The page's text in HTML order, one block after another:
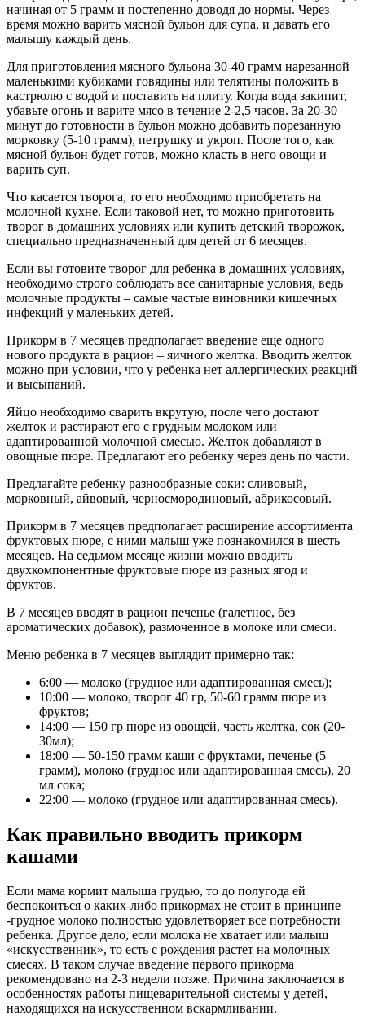
начиная от 5 грамм и постепенно доводя до нормы. Через
время можно варить мясной бульон для супа, и давать его
малышу каждый день.
Для приготовления мясного бульона 30-40 грамм нарезанной
маленькими кубиками говядины или телятины положить в
кастрюлю с водой и поставить на плиту. Когда вода закипит,
убавьте огонь и варите мясо в течение 2-2,5 часов. За 20-30
минут до готовности в бульон можно добавить порезанную
морковку (5-10 грамм), петрушку и укроп. После того, как
мясной бульон будет готов, можно класть в него овощи и
варить суп.
Что касается творога, то его необходимо приобретать на
молочной кухне. Если таковой нет, то можно приготовить
творог в домашних условиях или купить детский творожок,
специально предназначенный для детей от 6 месяцев.
Если вы готовите творог для ребенка в домашних условиях,
необходимо строго соблюдать все санитарные условия, ведь
молочные продукты – самые частые виновники кишечных
инфекций у маленьких детей.
Прикорм в 7 месяцев предполагает введение еще одного
нового продукта в рацион – яичного желтка. Вводить желток
можно при условии, что у ребенка нет аллергических реакций
и высыпаний.
Яйцо необходимо сварить вкрутую, после чего достают
желток и растирают его с грудным молоком или
адаптированной молочной смесью. Желток добавляют в
овощные пюре. Предлагают его ребенку через день по части.
Предлагайте ребенку разнообразные соки: сливовый,
морковный, айвовый, черносмородиновый, абрикосовый.
Прикорм в 7 месяцев предполагает расширение ассортимента
фруктовых пюре, с ними малыш уже познакомился в шесть
месяцев. На седьмом месяце жизни можно вводить
двухкомпонентные фруктовые пюре из разных ягод и
фруктов.
В 7 месяцев вводят в рацион печенье (галетное, без
ароматических добавок), размоченное в молоке или смеси.
Меню ребенка в 7 месяцев выглядит примерно так:
6:00 — молоко (грудное или адаптированная смесь);
10:00 — молоко, творог 40 гр, 50-60 грамм пюре из
фруктов;
14:00 — 150 гр пюре из овощей, часть желтка, сок (20-
30мл);
18:00 — 50-150 грамм каши с фруктами, печенье (5
грамм), молоко (грудное или адаптированная смесь), 20
мл сока;
22:00 — молоко (грудное или адаптированная смесь).
Как правильно вводить прикорм
кашами
Если мама кормит малыша грудью, то до полугода ей
беспокоиться о каких-либо прикормах не стоит в принципе
-грудное молоко полностью удовлетворяет все потребности
ребенка. Другое дело, если молока не хватает или малыш
«искусственник», то есть с рождения растет на молочных
смесях. В таком случае введение первого прикорма
рекомендовано на 2-3 недели позже. Причина заключается в
особенностях работы пищеварительной системы у детей,
находящихся на искусственном вскармливании.